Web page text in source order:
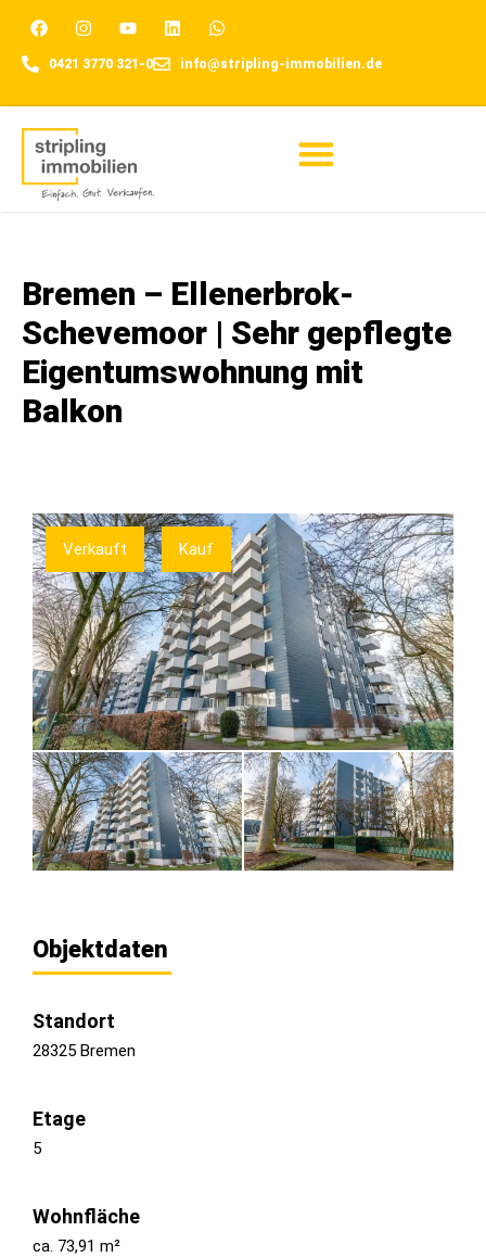
0421 3770 321-0 info@stripling-immobilien.de
Bremen – Ellenerbrok-
Schevemoor | Sehr gepflegte
Eigentumswohnung mit
Balkon
Verkauft Kauf
Objektdaten
Standort
28325 Bremen
Etage
5
Wohnfläche
ca. 73,91 m²